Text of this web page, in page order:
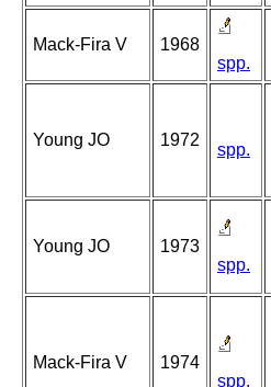
Mack-Fira V
1968
spp.
Young JO 1972
spp.
Young JO
1973
spp.
Mack-Fira V
1974
spp.